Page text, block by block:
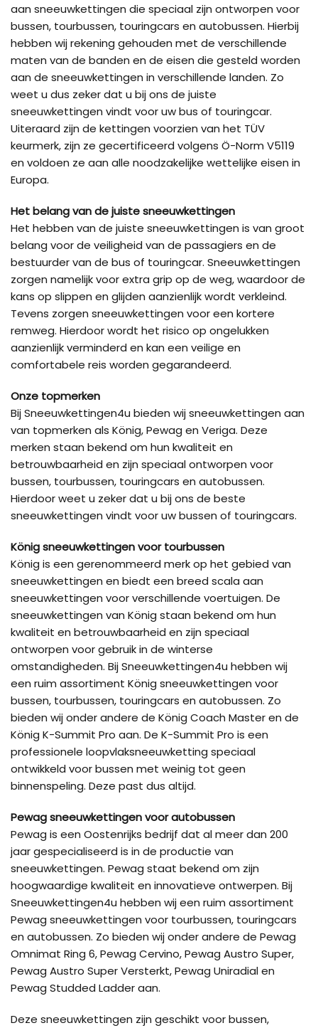
aan sneeuwkettingen die speciaal zijn ontworpen voor
bussen, tourbussen, touringcars en autobussen. Hierbij
hebben wij rekening gehouden met de verschillende
maten van de banden en de eisen die gesteld worden
aan de sneeuwkettingen in verschillende landen. Zo
weet u dus zeker dat u bij ons de juiste
sneeuwkettingen vindt voor uw bus of touringcar.
Uiteraard zijn de kettingen voorzien van het TÜV
keurmerk, zijn ze gecertificeerd volgens Ö-Norm V5119
en voldoen ze aan alle noodzakelijke wettelijke eisen in
Europa.
Het belang van de juiste sneeuwkettingen
Het hebben van de juiste sneeuwkettingen is van groot
belang voor de veiligheid van de passagiers en de
bestuurder van de bus of touringcar. Sneeuwkettingen
zorgen namelijk voor extra grip op de weg, waardoor de
kans op slippen en glijden aanzienlijk wordt verkleind.
Tevens zorgen sneeuwkettingen voor een kortere
remweg. Hierdoor wordt het risico op ongelukken
aanzienlijk verminderd en kan een veilige en
comfortabele reis worden gegarandeerd.
Onze topmerken
Bij Sneeuwkettingen4u bieden wij sneeuwkettingen aan
van topmerken als König, Pewag en Veriga. Deze
merken staan bekend om hun kwaliteit en
betrouwbaarheid en zijn speciaal ontworpen voor
bussen, tourbussen, touringcars en autobussen.
Hierdoor weet u zeker dat u bij ons de beste
sneeuwkettingen vindt voor uw bussen of touringcars.
König sneeuwkettingen voor tourbussen
König is een gerenommeerd merk op het gebied van
sneeuwkettingen en biedt een breed scala aan
sneeuwkettingen voor verschillende voertuigen. De
sneeuwkettingen van König staan bekend om hun
kwaliteit en betrouwbaarheid en zijn speciaal
ontworpen voor gebruik in de winterse
omstandigheden. Bij Sneeuwkettingen4u hebben wij
een ruim assortiment König sneeuwkettingen voor
bussen, tourbussen, touringcars en autobussen. Zo
bieden wij onder andere de König Coach Master en de
König K-Summit Pro aan. De K-Summit Pro is een
professionele loopvlaksneeuwketting speciaal
ontwikkeld voor bussen met weinig tot geen
binnenspeling. Deze past dus altijd.
Pewag sneeuwkettingen voor autobussen
Pewag is een Oostenrijks bedrijf dat al meer dan 200
jaar gespecialiseerd is in de productie van
sneeuwkettingen. Pewag staat bekend om zijn
hoogwaardige kwaliteit en innovatieve ontwerpen. Bij
Sneeuwkettingen4u hebben wij een ruim assortiment
Pewag sneeuwkettingen voor tourbussen, touringcars
en autobussen. Zo bieden wij onder andere de Pewag
Omnimat Ring 6, Pewag Cervino, Pewag Austro Super,
Pewag Austro Super Versterkt, Pewag Uniradial en
Pewag Studded Ladder aan.
Deze sneeuwkettingen zijn geschikt voor bussen,